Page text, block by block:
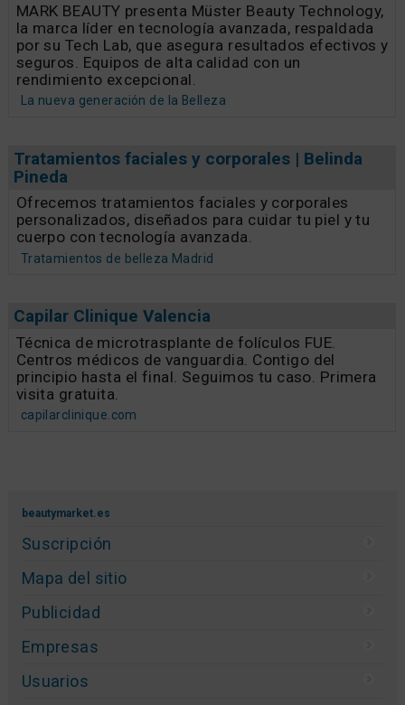
MARK BEAUTY presenta Müster Beauty Technology,
la marca líder en tecnología avanzada, respaldada
por su Tech Lab, que asegura resultados efectivos y
seguros. Equipos de alta calidad con un
rendimiento excepcional.
La nueva generación de la Belleza
Tratamientos faciales y corporales | Belinda
Pineda
Ofrecemos tratamientos faciales y corporales
personalizados, diseñados para cuidar tu piel y tu
cuerpo con tecnología avanzada.
Tratamientos de belleza Madrid
Capilar Clinique Valencia
Técnica de microtrasplante de folículos FUE.
Centros médicos de vanguardia. Contigo del
principio hasta el final. Seguimos tu caso. Primera
visita gratuita.
capilarclinique.com
beautymarket.es
Suscripción
Mapa del sitio
Publicidad
Empresas
Usuarios